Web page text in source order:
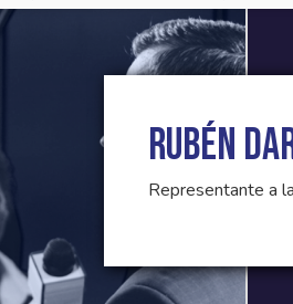
Rubén
Representante a